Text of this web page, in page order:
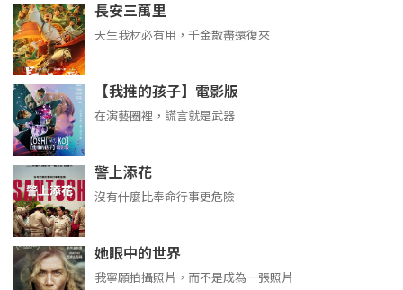
長安三萬里
天生我材必有用，千金散盡還復來
【我推的孩子】電影版
在演藝圈裡，謊言就是武器
警上添花
沒有什麼比奉命行事更危險
她眼中的世界
我寧願拍攝照片，而不是成為一張照片